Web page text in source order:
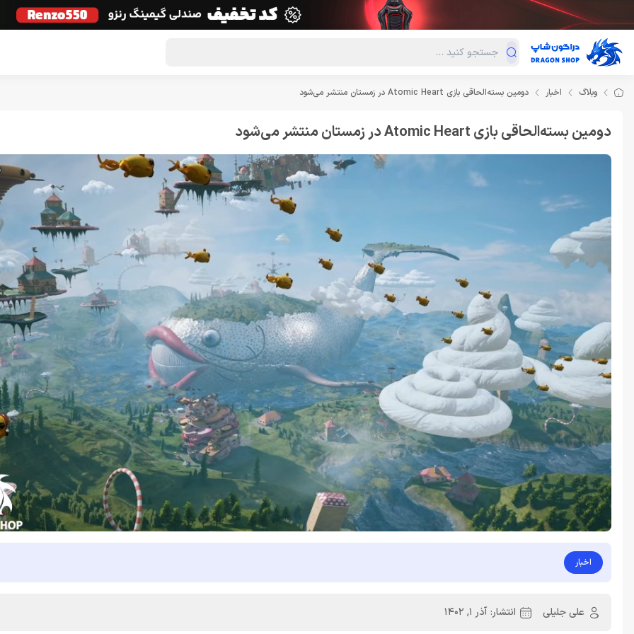
دسته‌بندی محصولات فروش ویژه
وبلاگ اخبار دومین بسته‌الحاقی بازی Atomic Heart در زمستان منتشر می‌شود
دومین بسته‌الحاقی بازی Atomic Heart در زمستان منتشر می‌شود
اخبار
علی جلیلی انتشار: آذر 1, 1402